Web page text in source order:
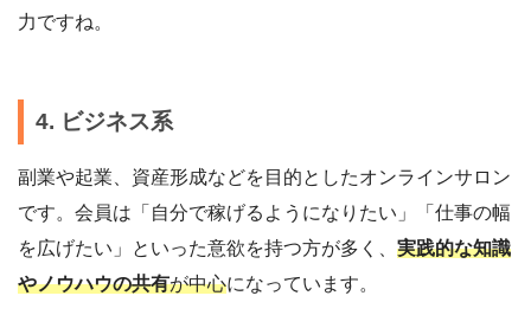
力ですね。
4. ビジネス系
副業や起業、資産形成などを目的としたオンラインサロン
です。会員は「自分で稼げるようになりたい」「仕事の幅
を広げたい」といった意欲を持つ方が多く、 実践的な知識
やノウハウの共有が中心になっています。